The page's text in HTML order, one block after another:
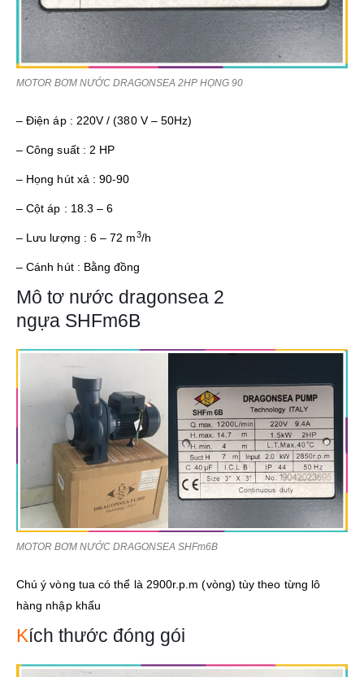
MOTOR BƠM NƯỚC DRAGONSEA 2HP HỌNG 90
– Điện áp : 220V / (380 V – 50Hz)
– Công suất : 2 HP
– Họng hút xả : 90-90
– Cột áp : 18.3 – 6
– Lưu lượng : 6 – 72 m3/h
– Cánh hút : Bằng đồng
Mô tơ nước dragonsea 2
ngựa SHFm6B
MOTOR BƠM NƯỚC DRAGONSEA SHFm6B
Chú ý vòng tua có thể là 2900r.p.m (vòng) tùy theo từng lô
hàng nhập khẩu
Kích thước đóng gói